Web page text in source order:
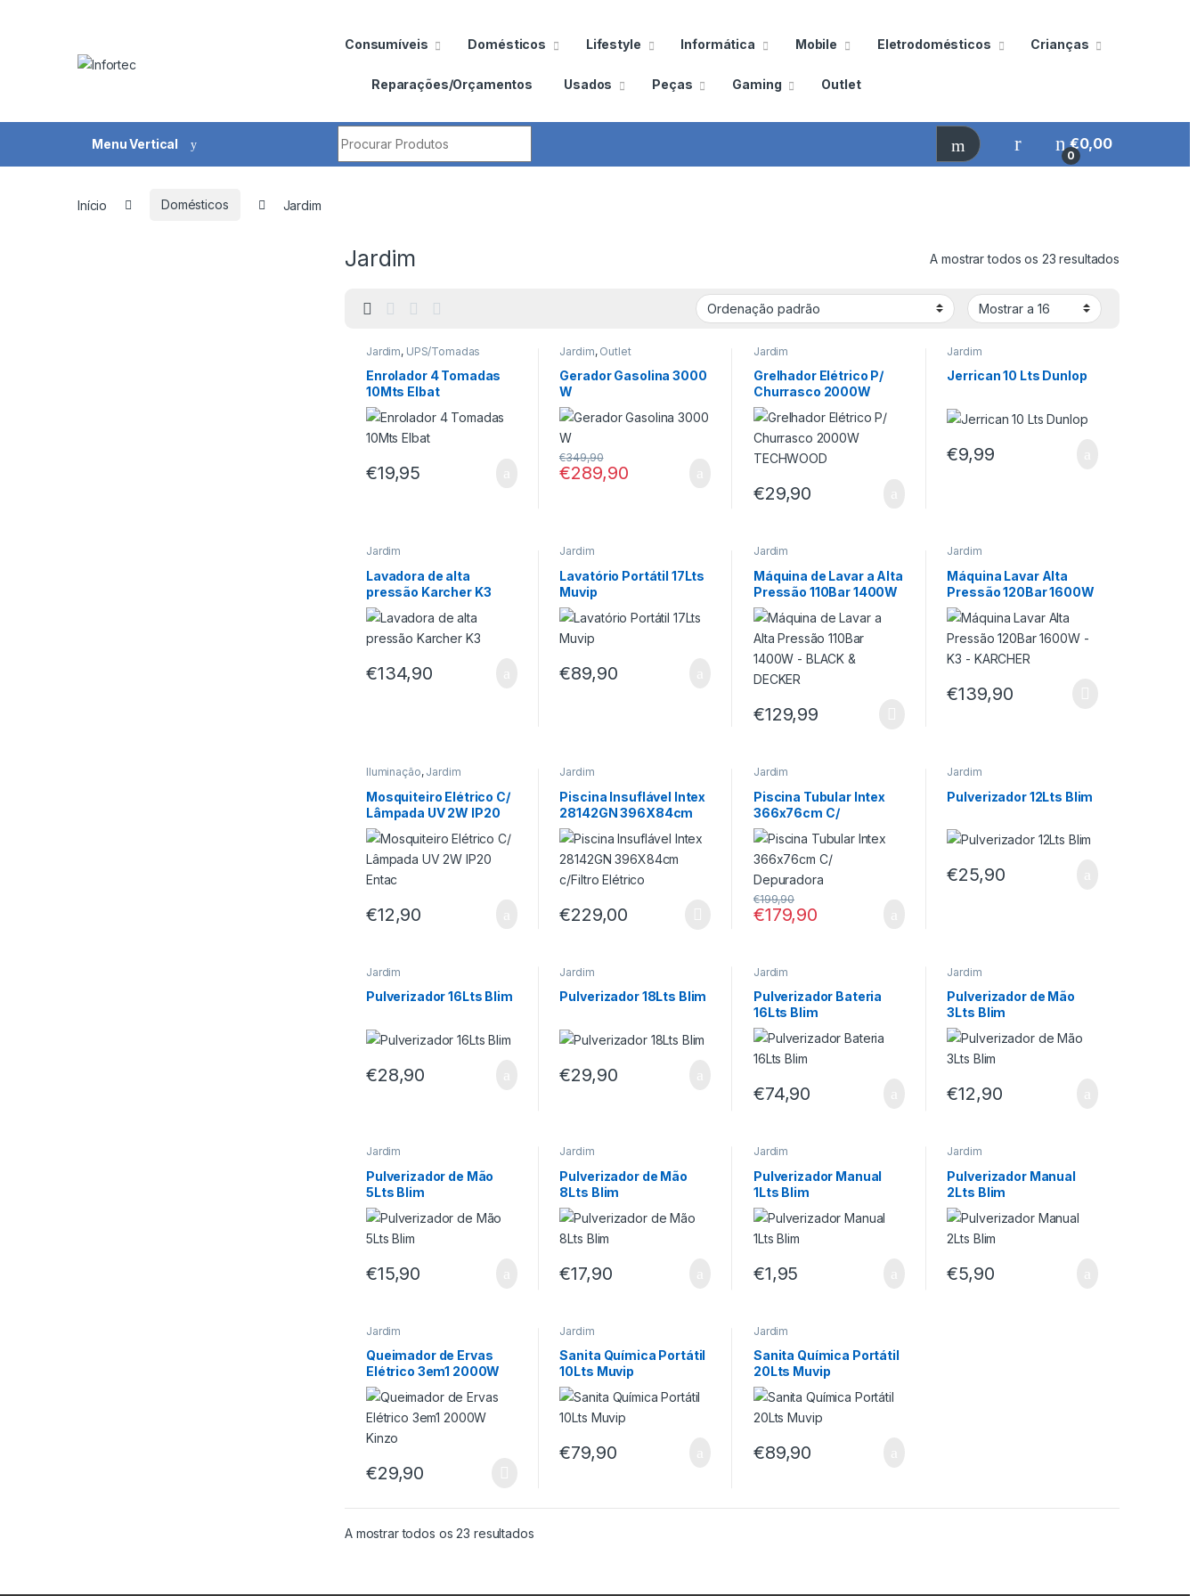
Consumíveis Domésticos Lifestyle Informática Mobile Eletrodomésticos Crianças
Reparações/Orçamentos Usados Peças Gaming Outlet
Menu Vertical
0
€0,00
Início Domésticos Jardim
Jardim A mostrar todos os 23 resultados
Jardim, UPS/Tomadas
Enrolador 4 Tomadas
10Mts Elbat
€19,95
Jardim, Outlet
Gerador Gasolina 3000
W
€289,90
€349,90
Jardim
Grelhador Elétrico P/
Churrasco 2000W
TECHWOOD
€29,90
Jardim
Jerrican 10 Lts Dunlop
€9,99
Jardim
Lavadora de alta
pressão Karcher K3
€134,90
Jardim
Lavatório Portátil 17Lts
Muvip
€89,90
Jardim
Máquina de Lavar a Alta
Pressão 110Bar 1400W
– BLACK & DECKER
€129,99
Jardim
Máquina Lavar Alta
Pressão 120Bar 1600W
– K3 – KARCHER
€139,90
Iluminação, Jardim
Mosquiteiro Elétrico C/
Lâmpada UV 2W IP20
Entac
€12,90
Jardim
Piscina Insuflável Intex
28142GN 396X84cm
c/Filtro Elétrico
€229,00
Jardim
Piscina Tubular Intex
366x76cm C/
Depuradora
€179,90
€199,90
Jardim
Pulverizador 12Lts Blim
€25,90
Jardim
Pulverizador 16Lts Blim
€28,90
Jardim
Pulverizador 18Lts Blim
€29,90
Jardim
Pulverizador Bateria
16Lts Blim
€74,90
Jardim
Pulverizador de Mão
3Lts Blim
€12,90
Jardim
Pulverizador de Mão
5Lts Blim
€15,90
Jardim
Pulverizador de Mão
8Lts Blim
€17,90
Jardim
Pulverizador Manual
1Lts Blim
€1,95
Jardim
Pulverizador Manual
2Lts Blim
€5,90
Jardim
Queimador de Ervas
Elétrico 3em1 2000W
Kinzo
€29,90
Jardim
Sanita Química Portátil
10Lts Muvip
€79,90
Jardim
Sanita Química Portátil
20Lts Muvip
€89,90
A mostrar todos os 23 resultados